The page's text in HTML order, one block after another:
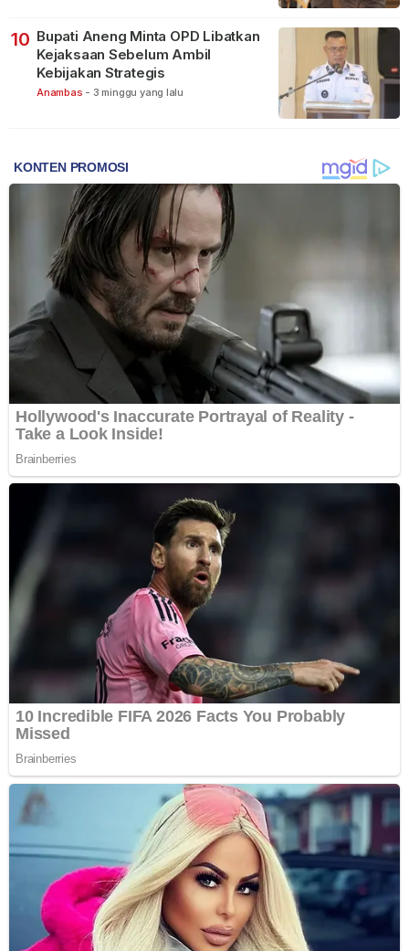
10 Bupati Aneng Minta OPD Libatkan
Kejaksaan Sebelum Ambil
Kebijakan Strategis
Anambas - 3 minggu yang lalu